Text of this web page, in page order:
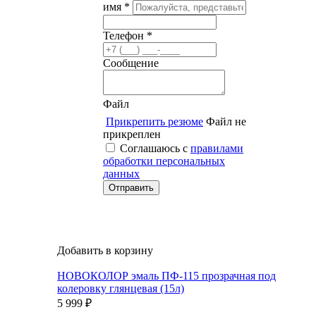
имя *
Телефон *
Сообщение
Файл
Прикрепить резюме Файл не
прикреплен
Соглашаюсь с правилами
обработки персональных
данных
Добавить в корзину
НОВОКОЛОР эмаль ПФ-115 прозрачная под
колеровку глянцевая (15л)
5 999 ₽